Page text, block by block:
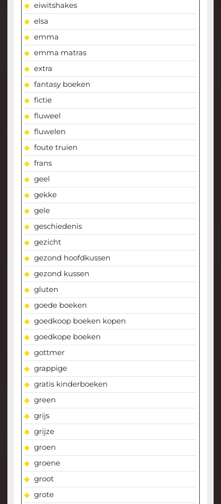
eiwitshakes
elsa
emma
emma matras
extra
fantasy boeken
fictie
fluweel
fluwelen
foute truien
frans
geel
gekke
gele
geschiedenis
gezicht
gezond hoofdkussen
gezond kussen
gluten
goede boeken
goedkoop boeken kopen
goedkope boeken
gottmer
grappige
gratis kinderboeken
green
grijs
grijze
groen
groene
groot
grote